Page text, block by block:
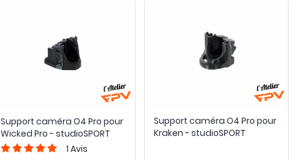
Support caméra O4 Pro pour
Wicked Pro - studioSPORT
1 Avis
Support caméra O4 Pro pour
Kraken - studioSPORT